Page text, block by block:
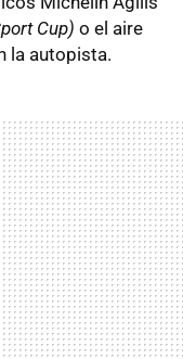
Cup) o el aire
la autopista.